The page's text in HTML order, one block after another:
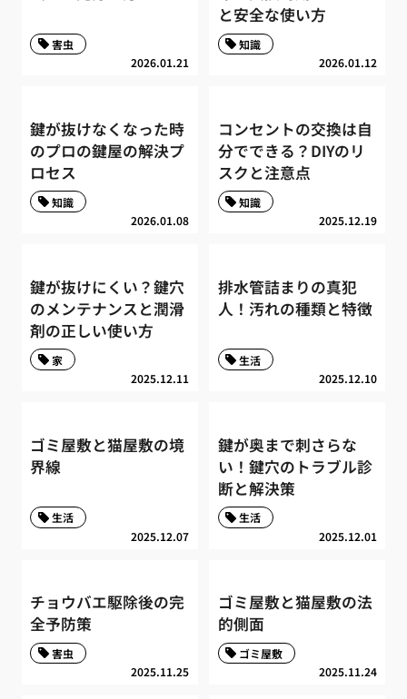
2026.01.21
害虫
と安全な使い方
2026.01.12
知識
鍵が抜けなくなった時
のプロの鍵屋の解決プ
ロセス
2026.01.08
知識
コンセントの交換は自
分でできる？DIYのリ
スクと注意点
2025.12.19
知識
鍵が抜けにくい？鍵穴
のメンテナンスと潤滑
剤の正しい使い方
2025.12.11
家
排水管詰まりの真犯
人！汚れの種類と特徴
2025.12.10
生活
ゴミ屋敷と猫屋敷の境
界線
2025.12.07
生活
鍵が奥まで刺さらな
い！鍵穴のトラブル診
断と解決策
2025.12.01
生活
チョウバエ駆除後の完
全予防策
2025.11.25
害虫
ゴミ屋敷と猫屋敷の法
的側面
2025.11.24
ゴミ屋敷